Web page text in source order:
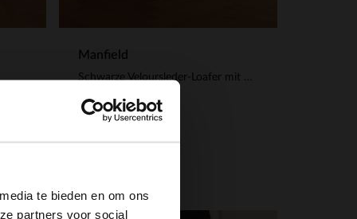
te bieden en om ons
partners voor social
Manfield
Schwarze Veloursleder-Loafer mit Quasten
119.99